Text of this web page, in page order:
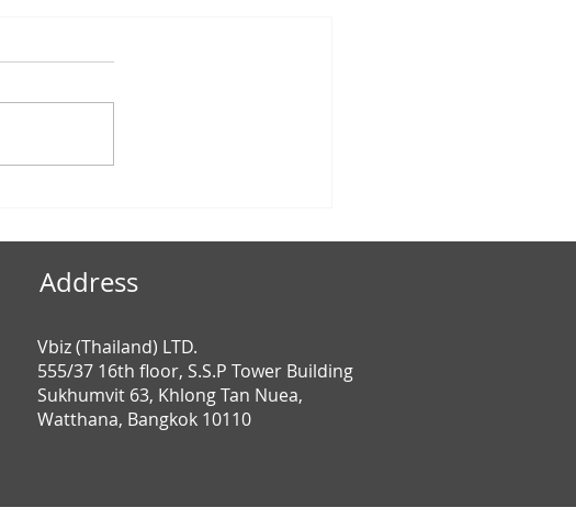
“เราเที่ยวด้วยกัน” เกี่ยวอย่างไร
กับ พรบ.คุ้มครองข้อมูลส่วน
Address
Vbiz (Thailand) LTD.
555/37 16th floor, S.S.P Tower Building
Sukhumvit 63, Khlong Tan Nuea,
Watthana, Bangkok 10110